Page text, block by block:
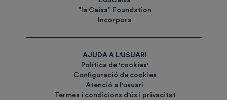
”la Caixa” Foundation
Incorpora
AJUDA A L'USUARI
Política de 'cookies'
Configuració de cookies
Atenció a l'usuari
Termes i condicions d'ús i privacitat